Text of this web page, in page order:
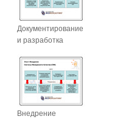
Документирование
и разработка
Внедрение